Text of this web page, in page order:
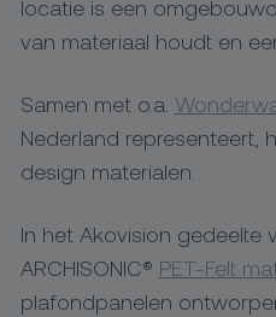
locatie is een
van materiaal houdt en
Samen met o.a.
Nederland representeert,
design materialen.
In het Akovision
ARCHISONIC® PET-Felt
plafondpanelen